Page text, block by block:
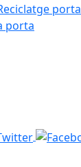
porta
porta